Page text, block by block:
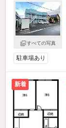
すべての写真
駐車場あり
新着